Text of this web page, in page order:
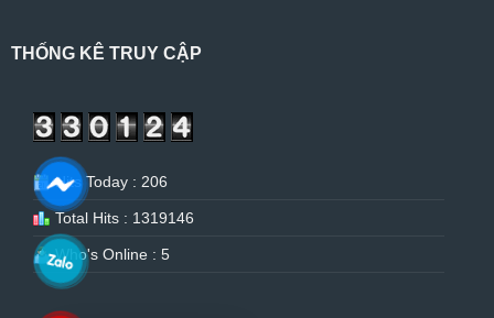
THỐNG KÊ TRUY CẬP
Hits Today : 206
Total Hits : 1319146
Who's Online : 5